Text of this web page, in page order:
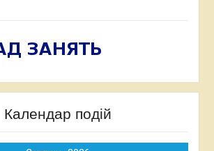
Календар подій